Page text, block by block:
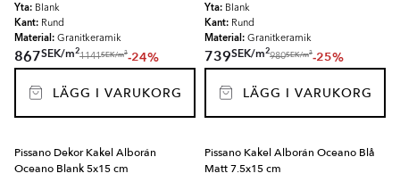
Yta: Blank
Kant: Rund
Material: Granitkeramik
867SEK/m2
1141SEK/m2-24%
LÄGG I VARUKORG
Yta: Blank
Kant: Rund
Material: Granitkeramik
739SEK/m2
980SEK/m2-25%
LÄGG I VARUKORG
Pissano Dekor Kakel Alborán
Oceano Blank 5x15 cm
Pissano Kakel Alborán Oceano Blå
Matt 7.5x15 cm